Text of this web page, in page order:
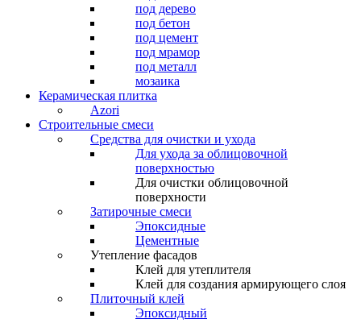
под дерево
под бетон
под цемент
под мрамор
под металл
мозаика
Керамическая плитка
Azori
Строительные смеси
Средства для очистки и ухода
Для ухода за облицовочной
поверхностью
Для очистки облицовочной
поверхности
Затирочные смеси
Эпоксидные
Цементные
Утепление фасадов
Клей для утеплителя
Клей для создания армирующего слоя
Плиточный клей
Эпоксидный